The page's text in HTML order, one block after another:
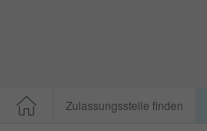
Zulassungsstelle finden